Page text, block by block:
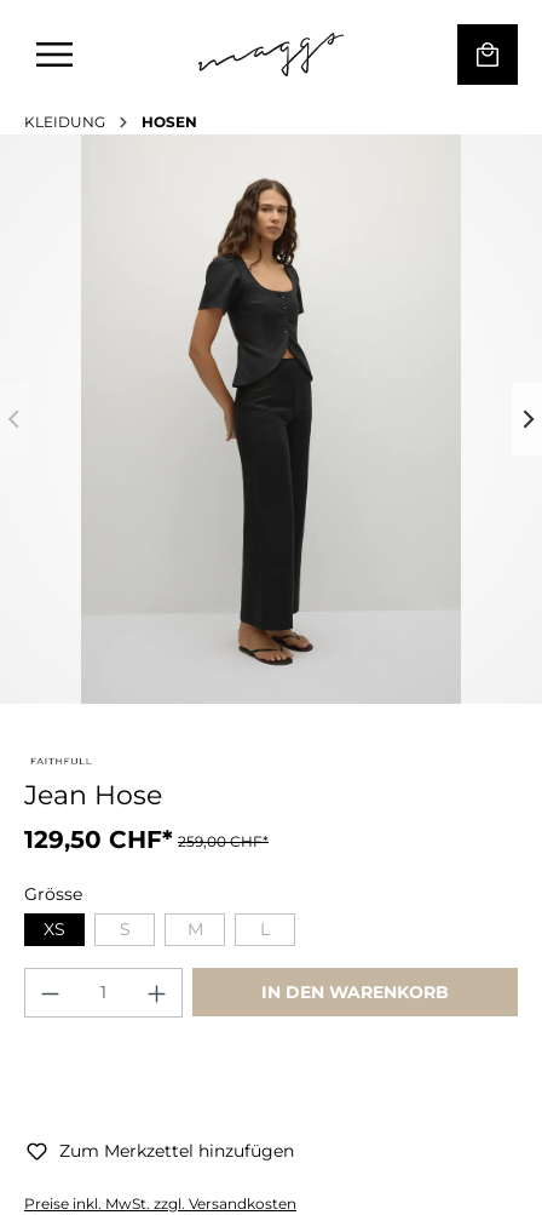
KLEIDUNG HOSEN
Jean Hose
129,50 CHF* 259,00 CHF*
Grösse
XS
S M L
IN DEN WARENKORB
Zum Merkzettel hinzufügen
Preise inkl. MwSt. zzgl. Versandkosten